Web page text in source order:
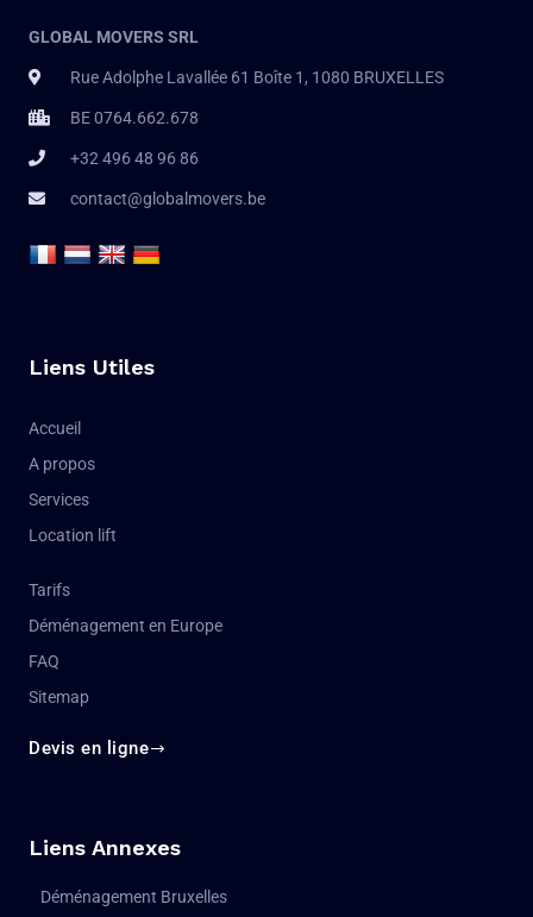
GLOBAL MOVERS SRL
Rue Adolphe Lavallée 61 Boîte 1, 1080 BRUXELLES
BE 0764.662.678
+32 496 48 96 86
contact@globalmovers.be
Liens Utiles
Accueil
A propos
Services
Location lift
Tarifs
Déménagement en Europe
FAQ
Sitemap
Devis en ligne
Liens Annexes
Déménagement Bruxelles